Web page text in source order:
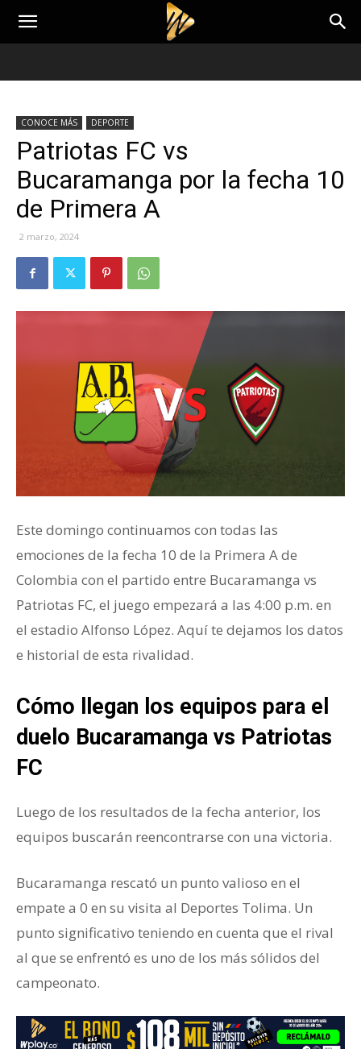
CONOCE MÁS DEPORTE
Patriotas FC vs
Bucaramanga por la fecha 10
de Primera A
2 marzo, 2024
Este domingo continuamos con todas las
emociones de la fecha 10 de la Primera A de
Colombia con el partido entre Bucaramanga vs
Patriotas FC, el juego empezará a las 4:00 p.m. en
el estadio Alfonso López. Aquí te dejamos los datos
e historial de esta rivalidad.
Cómo llegan los equipos para el
duelo Bucaramanga vs Patriotas
FC
Luego de los resultados de la fecha anterior, los
equipos buscarán reencontrarse con una victoria.
Bucaramanga rescató un punto valioso en el
empate a 0 en su visita al Deportes Tolima. Un
punto significativo teniendo en cuenta que el rival
al que se enfrentó es uno de los más sólidos del
campeonato.